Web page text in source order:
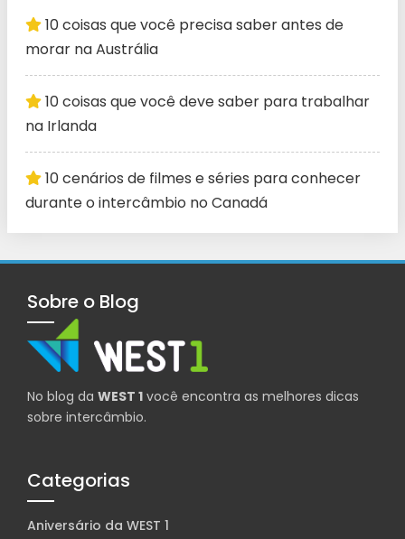
10 coisas que você precisa saber antes de
morar na Austrália
10 coisas que você deve saber para trabalhar
na Irlanda
10 cenários de filmes e séries para conhecer
durante o intercâmbio no Canadá
Sobre o Blog
No blog da WEST 1 você encontra as melhores dicas
sobre intercâmbio.
Categorias
Aniversário da WEST 1